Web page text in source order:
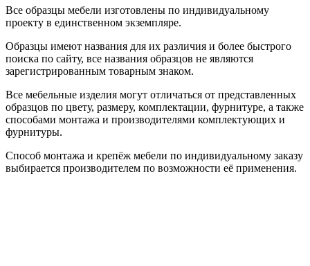
Все образцы мебели изготовлены по индивидуальному
проекту в единственном экземпляре.
Образцы имеют названия для их различия и более быстрого
поиска по сайту, все названия образцов не являются
зарегистрированным товарным знаком.
Все мебельные изделия могут отличаться от представленных
образцов по цвету, размеру, комплектации, фурнитуре, а также
способами монтажа и производителями комплектующих и
фурнитуры.
Способ монтажа и крепёж мебели по индивидуальному заказу
выбирается производителем по возможности её применения.